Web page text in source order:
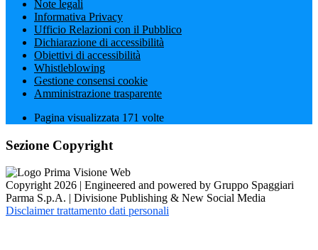
Note legali
Informativa Privacy
Ufficio Relazioni con il Pubblico
Dichiarazione di accessibilità
Obiettivi di accessibilità
Whistleblowing
Gestione consensi cookie
Amministrazione trasparente
Pagina visualizzata 171 volte
Sezione Copyright
Copyright 2026 | Engineered and powered by Gruppo Spaggiari
Parma S.p.A. | Divisione Publishing & New Social Media
Disclaimer trattamento dati personali